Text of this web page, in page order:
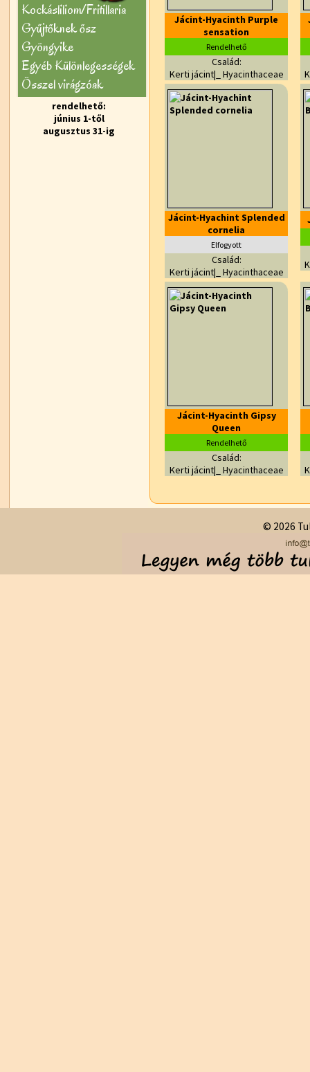
Kockásliliom/Fritillaria
Gyűjtőknek ősz
Gyöngyike
Egyéb Különlegességek
Õsszel virágzóak
rendelhető:
június 1-től
augusztus 31-ig
Jácint-Hyacinth Purple
sensation
Rendelhető
Család:
Kerti jácint|_ Hyacinthaceae
Jácint-Hyachint Splended
cornelia
Elfogyott
Család:
Kerti jácint|_ Hyacinthaceae
Jácint-Hyacinth Gipsy
Queen
Rendelhető
Család:
Kerti jácint|_ Hyacinthaceae
© 2026